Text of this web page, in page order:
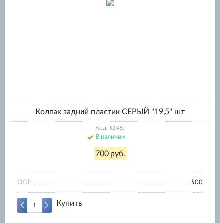
Колпак задний пластик СЕРЫЙ "19,5" шт
Код: 8248/
В наличии
700 руб.
ОПТ: 500
Купить